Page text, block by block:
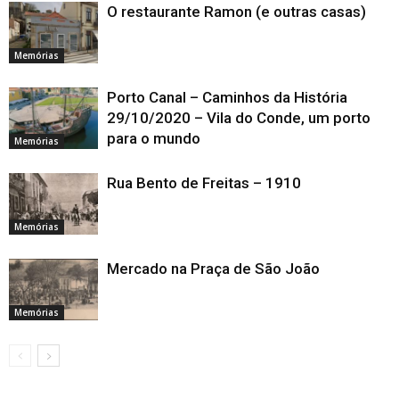
Memórias
O restaurante Ramon (e outras casas)
Memórias
Porto Canal – Caminhos da História
29/10/2020 – Vila do Conde, um porto
para o mundo
Memórias
Rua Bento de Freitas – 1910
Memórias
Mercado na Praça de São João